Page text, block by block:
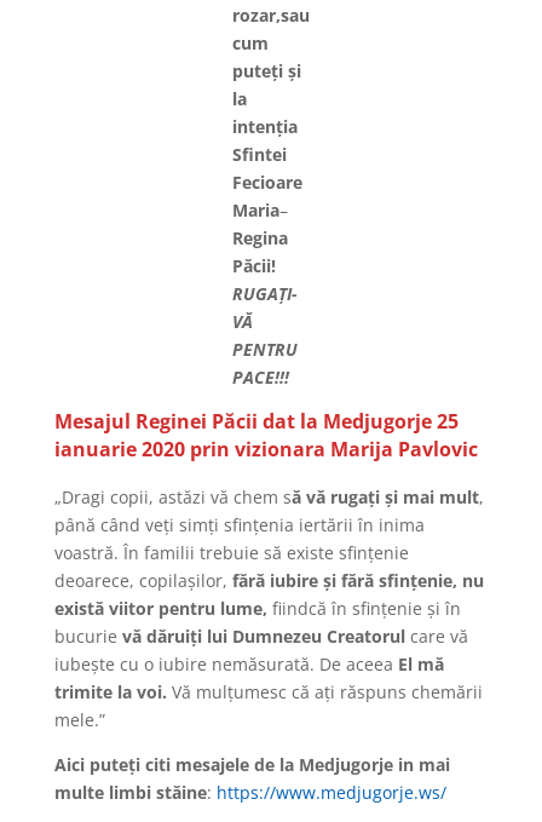
rozar,sau
cum
puteți și
la
intenția
Sfintei
Fecioare
Maria–
Regina
Păcii!
RUGAȚI-
VĂ
PENTRU
PACE!!!
Mesajul Reginei Păcii dat la Medjugorje 25
ianuarie 2020 prin vizionara Marija Pavlovic
„Dragi copii, astăzi vă chem să vă rugați și mai mult,
până când veți simți sfințenia iertării în inima
voastră. În familii trebuie să existe sfințenie
deoarece, copilașilor, fără iubire și fără sfințenie, nu
există viitor pentru lume, fiindcă în sfințenie și în
bucurie vă dăruiți lui Dumnezeu Creatorulcare vă
iubește cu o iubire nemăsurată. De aceea El mă
trimite la voi. Vă mulțumesc că ați răspuns chemării
mele.”
Aici puteți citi mesajele de la Medjugorje in mai
multe limbi stăine: https://www.medjugorje.ws/